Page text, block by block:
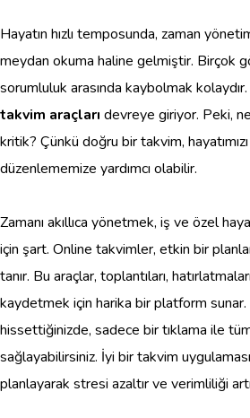
Hayatın hızlı temposunda, zaman
meydan okuma haline gelmiştir. Birçok
sorumluluk arasında kaybolmak
takvim araçları devreye giriyor. Peki,
kritik? Çünkü doğru bir takvim,
düzenlememize yardımcı olabilir.
Zamanı akıllıca yönetmek, iş ve özel
için şart. Online takvimler, etkin bir
tanır. Bu araçlar, toplantıları,
kaydetmek için harika bir platform
hissettiğinizde, sadece bir tıklama ile
sağlayabilirsiniz. İyi bir takvim
planlayarak stresi azaltır ve verimliliği